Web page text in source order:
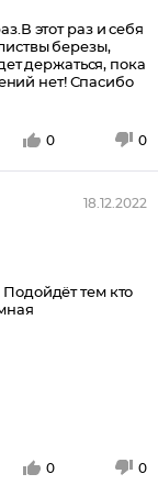
этот раз и себя
березы,
держаться, пока
нет! Спасибо
0 0
18.12.2022
тем кто
0 0